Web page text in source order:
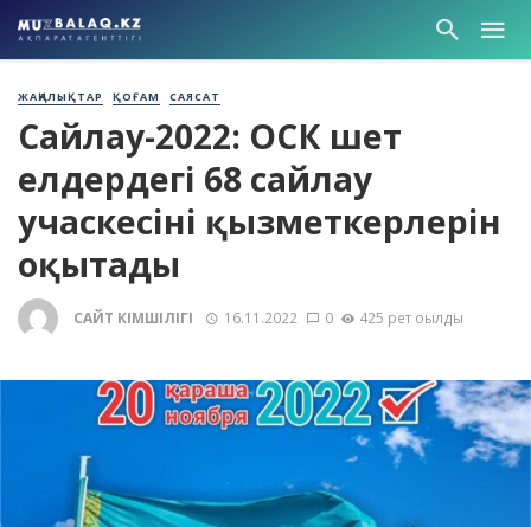
ЖАҢАЛЫҚТАР ҚОҒАМ САЯСАТ
Сайлау-2022: ОСК шет
елдердегі 68 сайлау
учаскесінің қызметкерлерін
оқытады
САЙТ ӘКІМШІЛІГІ 16.11.2022 0 425 рет оқылды